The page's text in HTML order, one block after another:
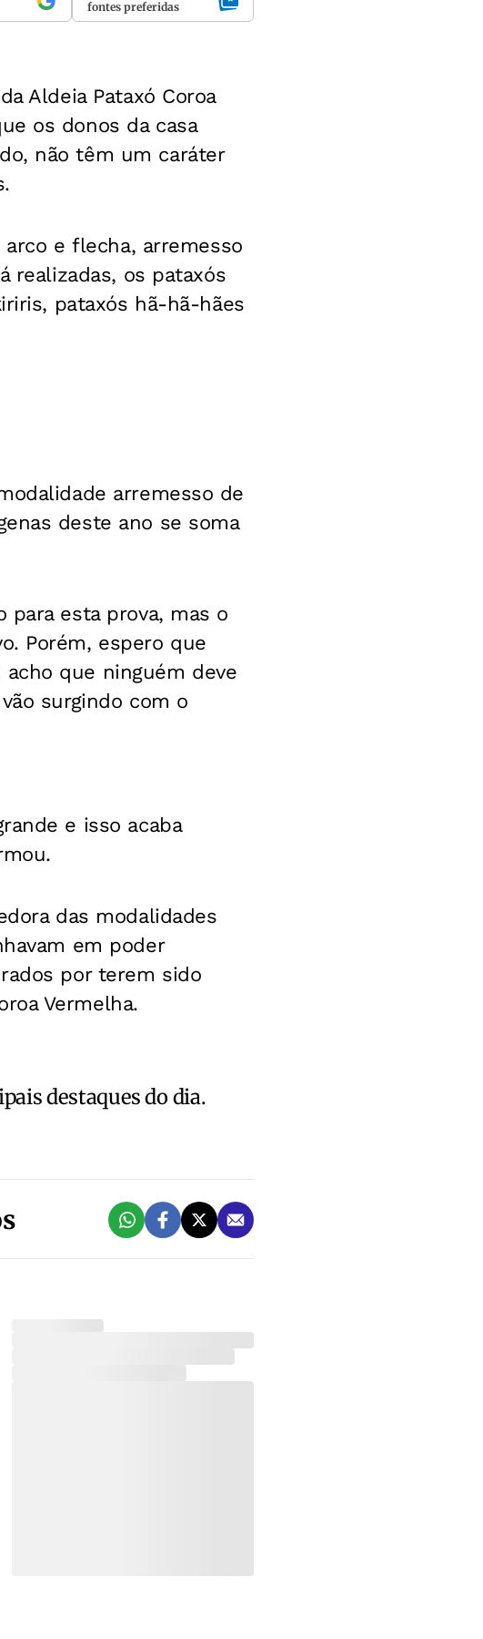
fontes preferidas
Aldeia Pataxó Coroa
os donos da casa
não têm um caráter
e flecha, arremesso
realizadas, os pataxós
pataxós hã-hã-hães
arremesso de
deste ano se soma
para esta prova, mas o
Porém, espero que
que ninguém deve
surgindo com o
e isso acaba
das modalidades
em poder
por terem sido
Vermelha.
destaques do dia.